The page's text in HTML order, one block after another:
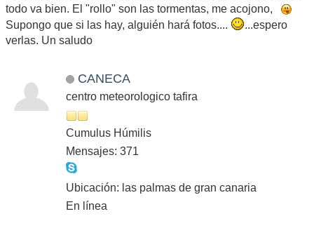
todo va bien. El "rollo" son las tormentas, me acojono,
Supongo que si las hay, alguién hará fotos....
...espero
verlas. Un saludo
CANECA
centro meteorologico tafira
Cumulus Húmilis
Mensajes: 371
Ubicación: las palmas de gran canaria
En línea